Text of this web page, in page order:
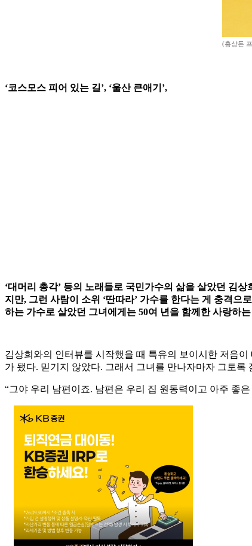
(홍상돈
‘코스모스 피어 있는 길’, ‘울산 큰애기’,
‘대머리 총각’ 등의 노래들로 국민가수의 삶을 살았던 김
지만, 그런 사람이 소위 ‘딴따라’ 가수를 한다는 게 충격
하는 가수로 살았던 그녀에게는 50여 년을 함께한 사랑하
김상희와의 인터뷰를 시작했을 때 특유의 보이시한 저음
가 됐다. 믿기지 않았다. 그래서 그녀를 만나자마자 그토
“그야 우리 남편이죠. 남편은 우리 집 원동력이고 아주 좋